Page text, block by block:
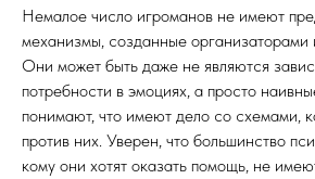
Немалое число игроманов не имеют
механизмы, созданные организаторами
Они может быть даже не являются
потребности в эмоциях, а просто
понимают, что имеют дело со схемами,
против них. Уверен, что большинство
кому они хотят оказать помощь, не